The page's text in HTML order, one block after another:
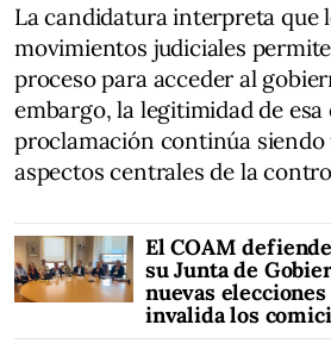
La candidatura interpreta que
movimientos judiciales
proceso para acceder al
embargo, la legitimidad de esa
proclamación continúa siendo
aspectos centrales de la
El COAM
su Junta de
nuevas
invalida los